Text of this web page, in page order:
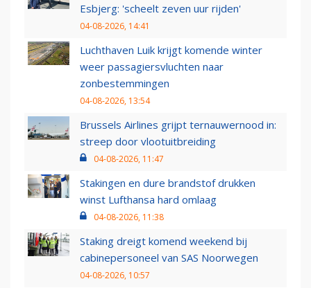
Esbjerg: 'scheelt zeven uur rijden'
04-08-2026, 14:41
Luchthaven Luik krijgt komende winter
weer passagiersvluchten naar
zonbestemmingen
04-08-2026, 13:54
Brussels Airlines grijpt ternauwernood in:
streep door vlootuitbreiding
04-08-2026, 11:47
Stakingen en dure brandstof drukken
winst Lufthansa hard omlaag
04-08-2026, 11:38
Staking dreigt komend weekend bij
cabinepersoneel van SAS Noorwegen
04-08-2026, 10:57